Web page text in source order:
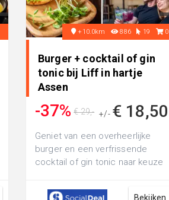
+10.0km 886 19 0
Burger + cocktail of gin
tonic bij Liff in hartje
Assen
-37% +/- € 18,50
€ 29,-
Geniet van een overheerlijke
burger en een verfrissende
cocktail of gin tonic naar keuze
Bekijken